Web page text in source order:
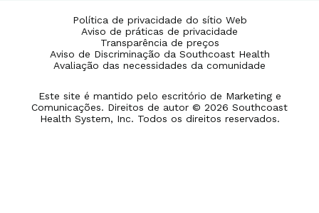
Política de privacidade do sítio Web
Aviso de práticas de privacidade
Transparência de preços
Aviso de Discriminação da Southcoast Health
Avaliação das necessidades da comunidade
Este site é mantido pelo escritório de Marketing e
Comunicações. Direitos de autor © 2026 Southcoast
Health System, Inc. Todos os direitos reservados.